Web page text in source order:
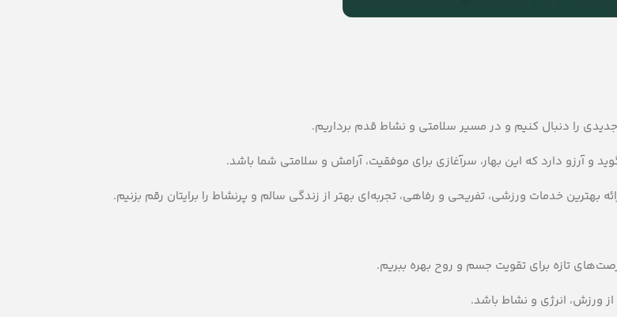
را دنبال کنیم و در مسیر سلامتی و نشاط قدم برداریم.
آرزو دارد که این بهار، سرآغازی برای موفقیت، آرامش و سلامتی شما باشد.
تازه برای تقویت جسم و روح بهره ببریم.